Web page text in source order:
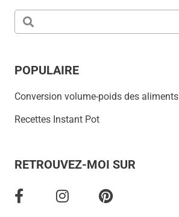
POPULAIRE
Conversion volume-poids des aliments
Recettes Instant Pot
RETROUVEZ-MOI SUR